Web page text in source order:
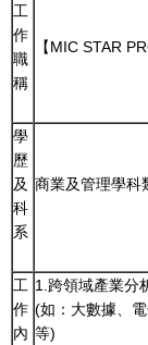
工
作
職
稱
【MIC STAR
學
歷
及
科
系
商業及管理學科
工
作
內
1.跨領域產業分
(如：大數據、
等)